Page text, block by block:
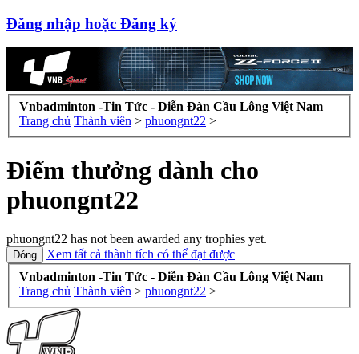
Đăng nhập hoặc Đăng ký
Vnbadminton -Tin Tức - Diễn Đàn Cầu Lông Việt Nam
Trang chủ Thành viên > phuongnt22 >
Điểm thưởng dành cho
phuongnt22
phuongnt22 has not been awarded any trophies yet.
Xem tất cả thành tích có thể đạt được
Vnbadminton -Tin Tức - Diễn Đàn Cầu Lông Việt Nam
Trang chủ Thành viên > phuongnt22 >